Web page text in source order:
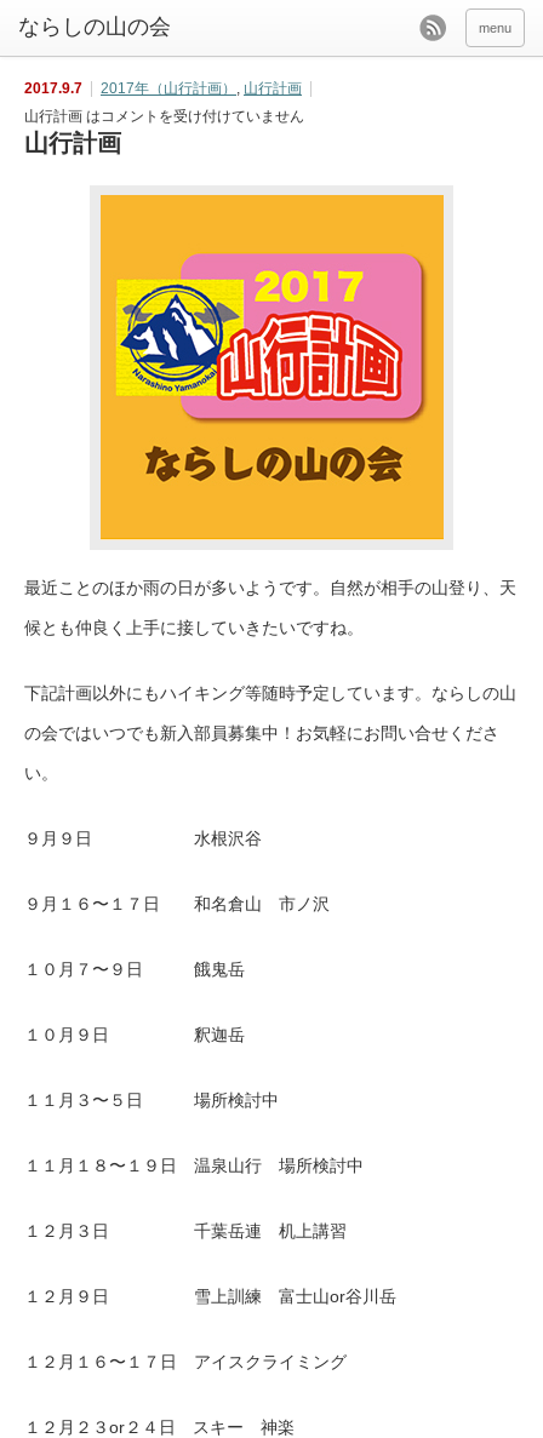
menu
2017.9.7 2017年（山行計画） , 山行計画
山行計画 はコメントを受け付けていません
山行計画
最近ことのほか雨の日が多いようです。自然が相手の山登り、天
候とも仲良く上手に接していきたいですね。
下記計画以外にもハイキング等随時予定しています。ならしの山
の会ではいつでも新入部員募集中！お気軽にお問い合せくださ
い。
９月９日 水根沢谷
９月１６〜１７日 和名倉山 市ノ沢
１０月７〜９日 餓鬼岳
１０月９日 釈迦岳
１１月３〜５日 場所検討中
１１月１８〜１９日 温泉山行 場所検討中
１２月３日 千葉岳連 机上講習
１２月９日 雪上訓練 富士山or谷川岳
１２月１６〜１７日 アイスクライミング
１２月２３or２４日 スキー 神楽